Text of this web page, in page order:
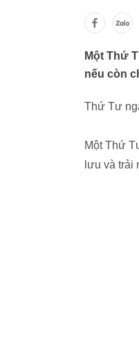
Một Thứ
nếu còn
Thứ Tư
Một Thứ
lưu và